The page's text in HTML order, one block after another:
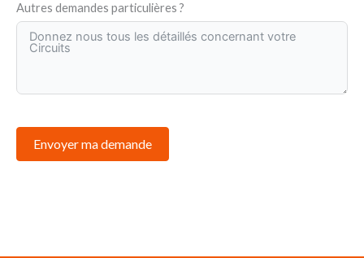
Autres demandes particulières ?
Envoyer ma demande